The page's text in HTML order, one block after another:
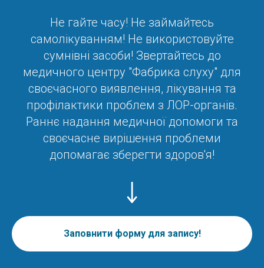
Не гайте часу! Не займайтесь
самолікуванням! Не використовуйте
сумнівні засоби! Звертайтесь до
медичного центру "Фабрика слуху" для
своєчасного виявлення, лікування та
профілактики проблем з ЛОР-органів.
Раннє надання медичної допомоги та
своєчасне вирішення проблеми
допомагає зберегти здоров'я!
Заповнити форму для запису!